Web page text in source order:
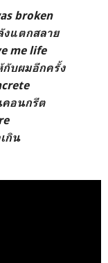
broken
แตกสลาย
me life
บผมอีกครั้ง
คอนกรีต
กิน